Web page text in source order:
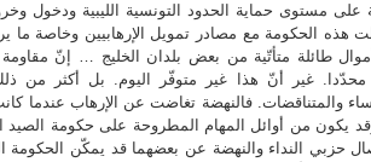
على مستوى حماية الحدود التونسية الليبية ودخول
هذه الحكومة مع مصادر تمويل الإرهابيين وخاصة ما
طائلة متأتّية من بعض بلدان الخليج … إنّ مقاومة
محدّدا. غير أنّ هذا غير متوفّر اليوم. بل أكثر من
والمتناقضات. فالنهضة تغاضت عن الإرهاب عندما
وقد يكون من أوائل المهام المطروحة على حكومة
حزبي النداء والنهضة عن بعضهما قد يمكّن الحكومة